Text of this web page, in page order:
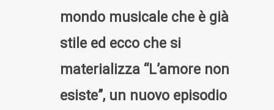
mondo musicale che è già
stile ed ecco che si
materializza “L’amore non
esiste”, un nuovo episodio